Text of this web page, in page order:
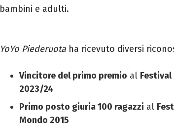
bambini e adulti.
YoYo Piederuota ha ricevuto diversi
Vincitore del primo premio al
2023/24
Primo posto giuria 100 ragazzi al
Mondo 2015